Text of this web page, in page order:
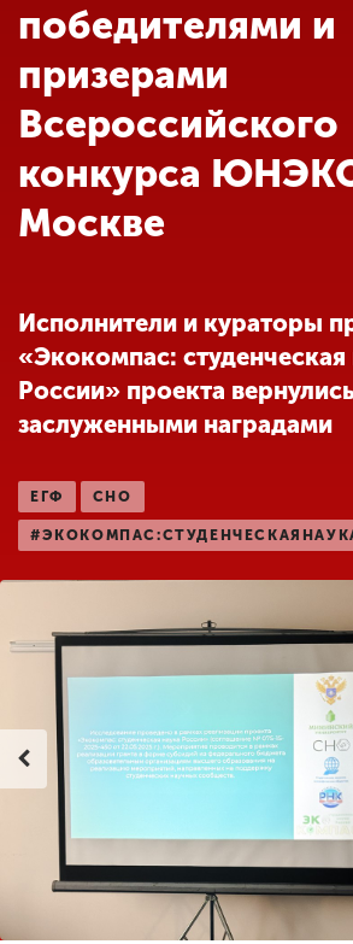
Обучение
Наука
Международная
деятельность
Другие виды
деятельности
Студенческая жизнь
Сведения об
образовательной
ENG
Приемная
победителями и
призерами
Всероссийского
конкурса
Москве
Исполнители и кураторы
«Экокомпас: студенческая
России» проекта
заслуженными наградами
ЕГФ СНО